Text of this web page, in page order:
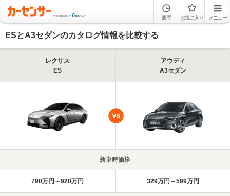
履歴 お気に入り メニュー
ESとA3セダンのカタログ情報を比較する
レクサス
ES
アウディ
A3セダン
新車時価格
790万円～920万円 329万円～599万円